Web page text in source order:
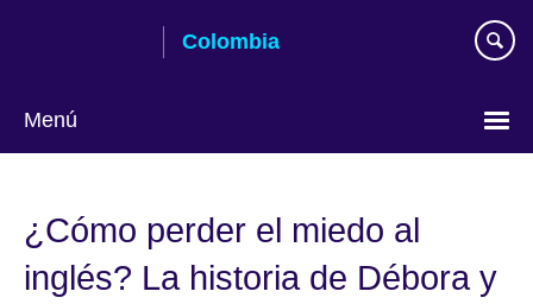
Colombia
Menú
idioma
¿Cómo perder el miedo al
inglés? La historia de Débora y